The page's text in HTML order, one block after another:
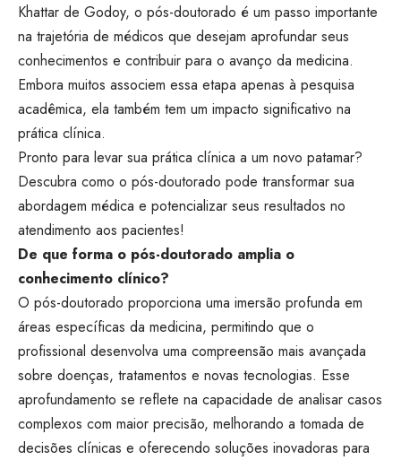
Khattar de Godoy, o pós-doutorado é um passo importante
na trajetória de médicos que desejam aprofundar seus
conhecimentos e contribuir para o avanço da medicina.
Embora muitos associem essa etapa apenas à pesquisa
acadêmica, ela também tem um impacto significativo na
prática clínica.
Pronto para levar sua prática clínica a um novo patamar?
Descubra como o pós-doutorado pode transformar sua
abordagem médica e potencializar seus resultados no
atendimento aos pacientes!
De que forma o pós-doutorado amplia o
conhecimento clínico?
O pós-doutorado proporciona uma imersão profunda em
áreas específicas da medicina, permitindo que o
profissional desenvolva uma compreensão mais avançada
sobre doenças, tratamentos e novas tecnologias. Esse
aprofundamento se reflete na capacidade de analisar casos
complexos com maior precisão, melhorando a tomada de
decisões clínicas e oferecendo soluções inovadoras para